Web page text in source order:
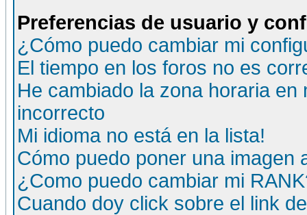
Preferencias de usuario y
¿Cómo puedo cambiar mi
El tiempo en los foros no es
He cambiado la zona horaria
incorrecto
Mi idioma no está en la lista!
Cómo puedo poner una imagen
¿Como puedo cambiar mi
Cuando doy click sobre el link